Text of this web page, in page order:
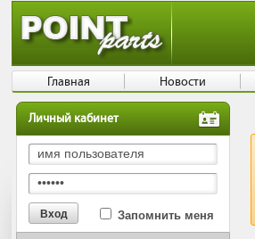
Личный кабинет
Запомнить меня
Главная Новости